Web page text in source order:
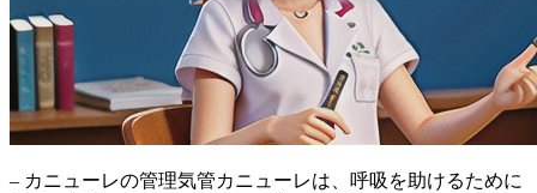
– カニューレの管理気管カニューレは、呼吸を助けるために